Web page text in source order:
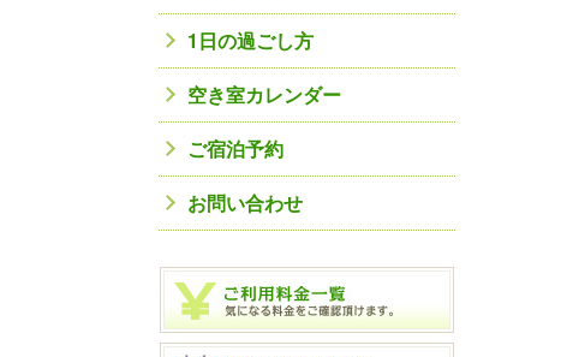
1日の過ごし方
空き室カレンダー
ご宿泊予約
お問い合わせ